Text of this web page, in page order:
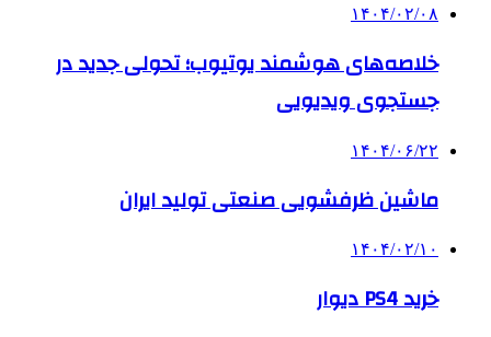
۱۴۰۴/۰۲/۰۸
خلاصه‌های هوشمند یوتیوب؛ تحولی جدید در
جستجوی ویدیویی
۱۴۰۴/۰۶/۲۲
ماشین ظرفشویی صنعتی تولید ایران
۱۴۰۴/۰۲/۱۰
خرید PS4 دیوار